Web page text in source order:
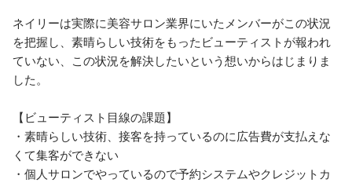
ネイリーは実際に美容サロン業界にいたメンバーがこの状況
を把握し、素晴らしい技術をもったビューティストが報われ
ていない、この状況を解決したいという想いからはじまりま
した。
【ビューティスト目線の課題】
・素晴らしい技術、接客を持っているのに広告費が支払えな
くて集客ができない
・個人サロンでやっているので予約システムやクレジットカ